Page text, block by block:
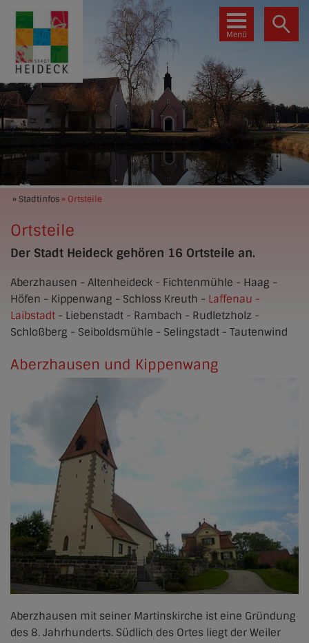
Menü
» Stadtinfos» Ortsteile
Ortsteile
Der Stadt Heideck gehören 16 Ortsteile an.
Aberzhausen - Altenheideck - Fichtenmühle - Haag -
Höfen - Kippenwang - Schloss Kreuth - Laffenau -
Laibstadt - Liebenstadt - Rambach - Rudletzholz -
Schloßberg - Seiboldsmühle - Selingstadt - Tautenwind
Aberzhausen und Kippenwang
Aberzhausen mit seiner Martinskirche ist eine Gründung
des 8. Jahrhunderts. Südlich des Ortes liegt der Weiler